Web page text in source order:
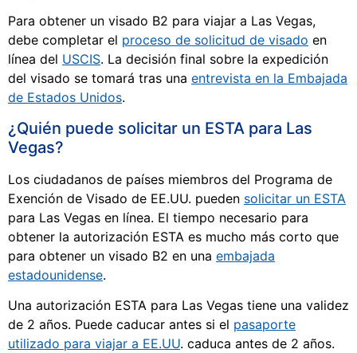
Para obtener un visado B2 para viajar a Las Vegas,
debe completar el proceso de solicitud de visado en
línea del USCIS. La decisión final sobre la expedición
del visado se tomará tras una entrevista en la Embajada
de Estados Unidos.
¿Quién puede solicitar un ESTA para Las
Vegas?
Los ciudadanos de países miembros del Programa de
Exención de Visado de EE.UU. pueden solicitar un ESTA
para Las Vegas en línea. El tiempo necesario para
obtener la autorización ESTA es mucho más corto que
para obtener un visado B2 en una embajada
estadounidense.
Una autorización ESTA para Las Vegas tiene una validez
de 2 años. Puede caducar antes si el pasaporte
utilizado para viajar a EE.UU. caduca antes de 2 años.